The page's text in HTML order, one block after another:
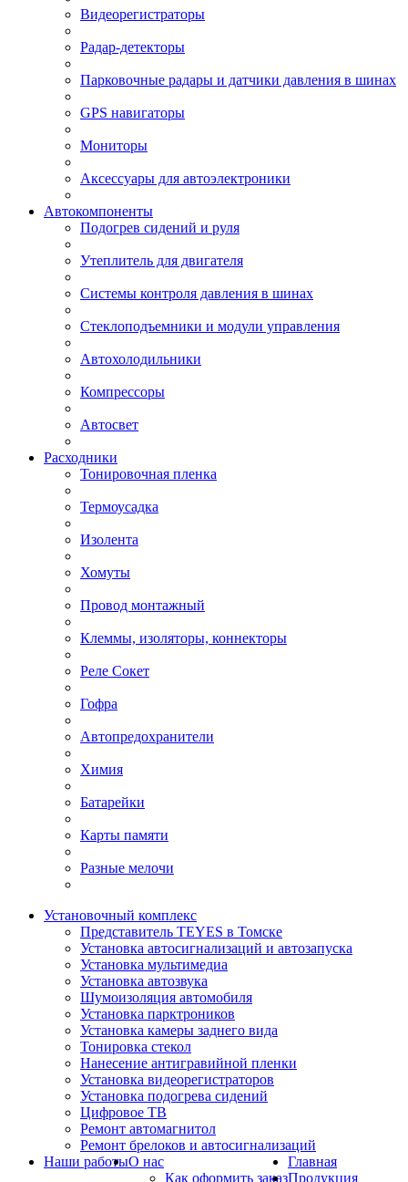
Видеорегистраторы
Радар-детекторы
Парковочные радары и датчики давления в шинах
GPS навигаторы
Мониторы
Аксессуары для автоэлектроники
Автокомпоненты
Подогрев сидений и руля
Утеплитель для двигателя
Системы контроля давления в шинах
Стеклоподъемники и модули управления
Автохолодильники
Компрессоры
Автосвет
Расходники
Тонировочная пленка
Термоусадка
Изолента
Хомуты
Провод монтажный
Клеммы, изоляторы, коннекторы
Реле Сокет
Гофра
Автопредохранители
Химия
Батарейки
Карты памяти
Разные мелочи
Установочный комплекс
Представитель TEYES в Томске
Установка автосигнализаций и автозапуска
Установка мультимедиа
Установка автозвука
Шумоизоляция автомобиля
Установка парктроников
Установка камеры заднего вида
Тонировка стекол
Нанесение антигравийной пленки
Установка видеорегистраторов
Установка подогрева сидений
Цифровое ТВ
Ремонт автомагнитол
Ремонт брелоков и автосигнализаций
Наши работыО нас
Как оформить заказ
Главная
Продукция